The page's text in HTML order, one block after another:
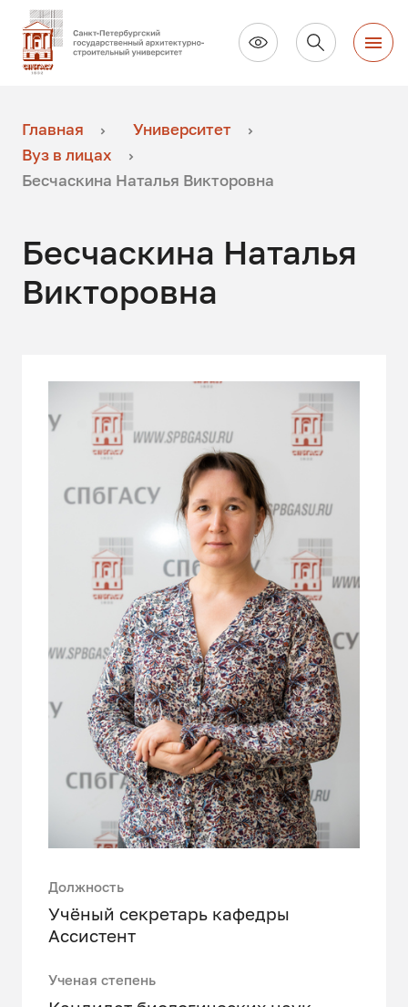
Главная
Университет
Вуз в лицах
Бесчаскина Наталья Викторовна
Бесчаскина Наталья
Викторовна
Должность
Учёный секретарь кафедры
Ассистент
Ученая степень